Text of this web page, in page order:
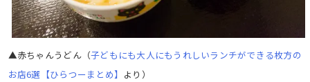
▲赤ちゃんうどん（子どもにも大人にもうれしいランチができる枚方の
お店6選【ひらつーまとめ】 より）